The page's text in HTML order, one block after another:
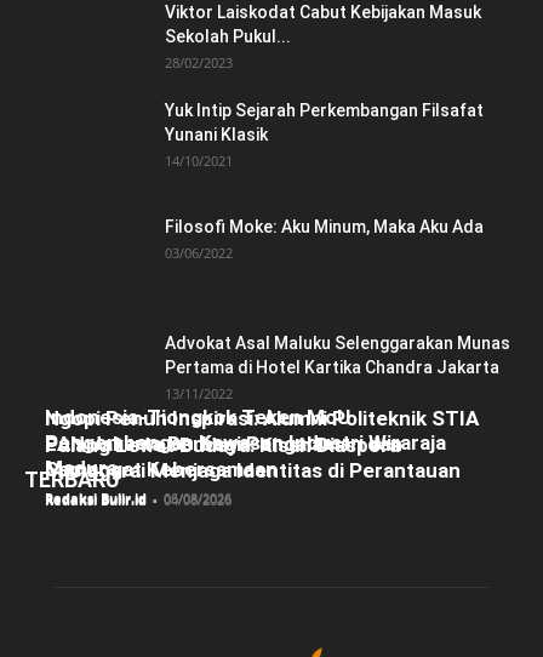
Viktor Laiskodat Cabut Kebijakan Masuk
Sekolah Pukul...
28/02/2023
Yuk Intip Sejarah Perkembangan Filsafat
Yunani Klasik
14/10/2021
Filosofi Moke: Aku Minum, Maka Aku Ada
03/06/2022
Advokat Asal Maluku Selenggarakan Munas
Pertama di Hotel Kartika Chandra Jakarta
13/11/2022
TERBARU
Indonesia-Tiongkok Teken MoU
Pengembangan Kawasan Industri Wiraraja
Madura
Redaksi Bulir.id - 06/08/2026
Ngopi Penuh Inspirasi: Alumni Politeknik STIA
LAN Jakarta Berbagi Pengalaman dan
Semangat Kebersamaan
Redaksi Bulir.id - 05/08/2026
Pulang Lewat Budaya: Kisah Diaspora
Manggarai Menjaga Identitas di Perantauan
Redaksi Bulir.id - 04/08/2026